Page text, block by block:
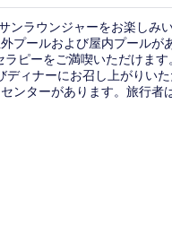
ンラウンジャーをお楽しみ
プールおよび屋内プールが
ピーをご満喫いただけま
ィナーにお召し上がりい
ンターがあります。旅行者